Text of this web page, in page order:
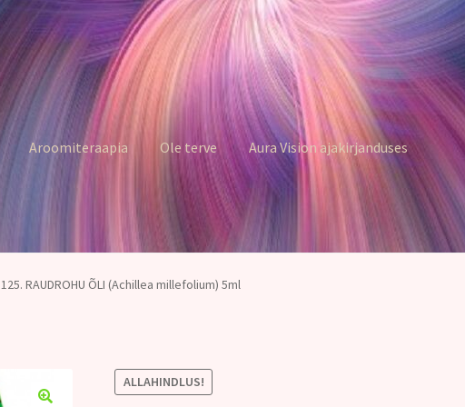
Aroomiteraapia Ole terve Aura Vision ajakirjanduses
125. RAUDROHU ÕLI (Achillea millefolium) 5ml
ALLAHINDLUS!